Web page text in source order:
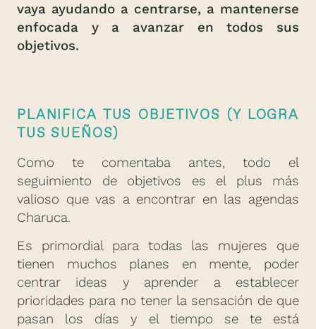
vaya ayudando a centrarse, a mantenerse
enfocada y a avanzar en todos sus
objetivos.
PLANIFICA TUS OBJETIVOS (Y LOGRA
TUS SUEÑOS)
Como te comentaba antes, todo el
seguimiento de objetivos es el plus más
valioso que vas a encontrar en las agendas
Charuca.
Es primordial para todas las mujeres que
tienen muchos planes en mente, poder
centrar ideas y aprender a establecer
prioridades para no tener la sensación de que
pasan los días y el tiempo se te está